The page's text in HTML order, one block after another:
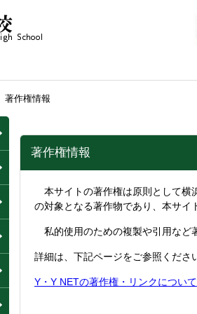
著作権情報
著作権情報
本サイトの著作権は原則として横
の対象となる著作物であり、本サイ
私的使用のための複製や引用など
詳細は、下記ページをご参照くださ
Y・Y NETの著作権・リンクについて